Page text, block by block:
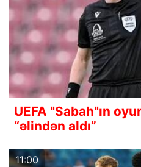
UEFA "Sabah"ın
“əlindən aldı”
11:00